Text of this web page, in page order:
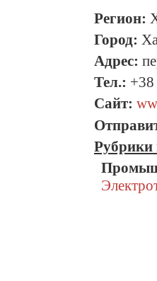
Регион:
Город:
Адрес:
Тел.:
Сайт:
Рубрики